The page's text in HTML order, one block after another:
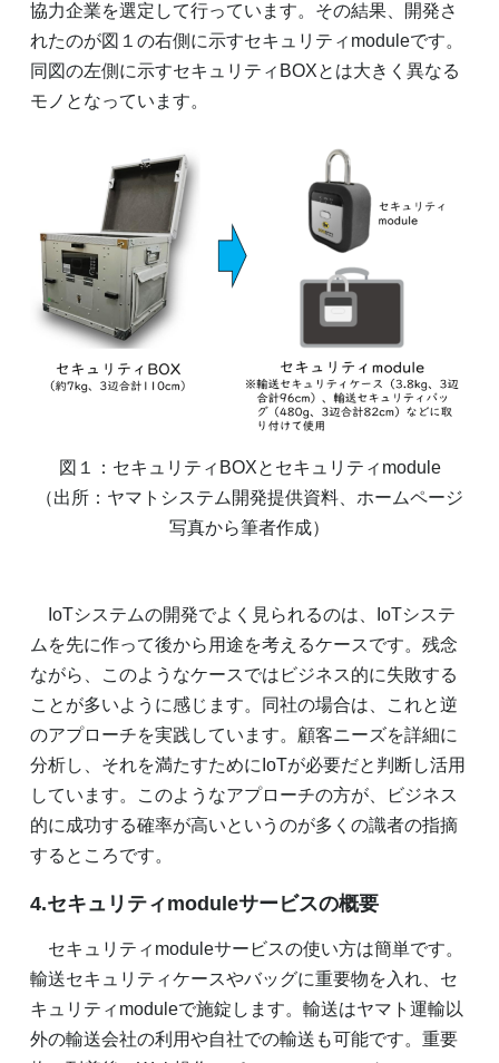
協力企業を選定して行っています。その結果、開発さ
れたのが図１の右側に示すセキュリティmoduleです。
同図の左側に示すセキュリティBOXとは大きく異なる
モノとなっています。
図１：セキュリティBOXとセキュリティmodule
（出所：ヤマトシステム開発提供資料、ホームページ
写真から筆者作成）
IoTシステムの開発でよく見られるのは、IoTシステ
ムを先に作って後から用途を考えるケースです。残念
ながら、このようなケースではビジネス的に失敗する
ことが多いように感じます。同社の場合は、これと逆
のアプローチを実践しています。顧客ニーズを詳細に
分析し、それを満たすためにIoTが必要だと判断し活用
しています。このようなアプローチの方が、ビジネス
的に成功する確率が高いというのが多くの識者の指摘
するところです。
4.セキュリティmoduleサービスの概要
セキュリティmoduleサービスの使い方は簡単です。
輸送セキュリティケースやバッグに重要物を入れ、セ
キュリティmoduleで施錠します。輸送はヤマト運輸以
外の輸送会社の利用や自社での輸送も可能です。重要